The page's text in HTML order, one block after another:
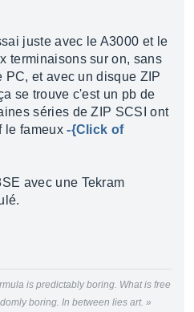
juste avec le A3000 et le
terminaisons sur on, sans
et avec un disque ZIP
se trouve c'est un pb de
séries de ZIP SCSI ont
le fameux-{Click of
avec une Tekram
is predictably boring. What is free
boring. In between lies art. »